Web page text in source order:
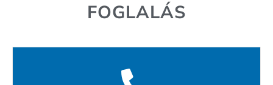
FOGLALÁS